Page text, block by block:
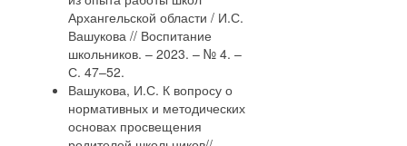
Архангельской области / И.С.
Вашукова // Воспитание
школьников. – 2023. – № 4. –
С. 47–52.
Вашукова, И.С. К вопросу о
нормативных и методических
основах просвещения